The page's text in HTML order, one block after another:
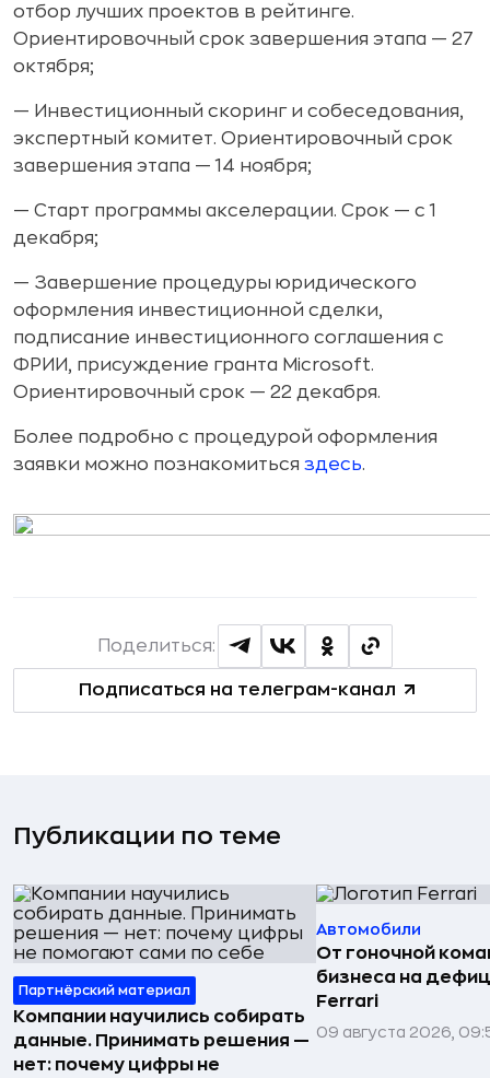
отбор лучших проектов в рейтинге.
Ориентировочный срок завершения этапа — 27
октября;
— Инвестиционный скоринг и собеседования,
экспертный комитет. Ориентировочный срок
завершения этапа — 14 ноября;
— Старт программы акселерации. Срок — с 1
декабря;
— Завершение процедуры юридического
оформления инвестиционной сделки,
подписание инвестиционного соглашения с
ФРИИ, присуждение гранта Microsoft.
Ориентировочный срок — 22 декабря.
Более подробно с процедурой оформления
заявки можно познакомиться здесь.
Подписаться на телеграм-канал
Поделиться:
Публикации по теме
Партнёрский материал
Компании научились собирать
данные. Принимать решения —
нет: почему цифры не
Автомобили
От гоночной
бизнеса на
Ferrari
09 августа 2026,